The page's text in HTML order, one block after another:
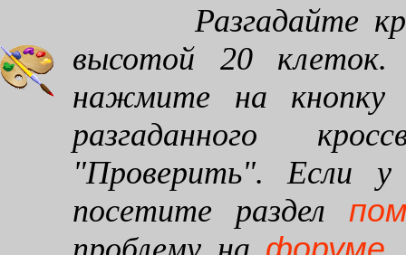
Разгадайте
высотой 20 клеток.
нажмите на кнопку
разгаданного
"Проверить". Если
посетите раздел